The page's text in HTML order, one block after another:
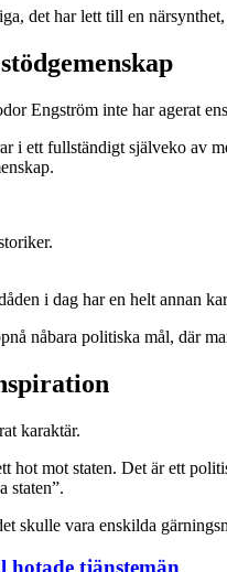
det har lett till en
Engström inte har agerat
i ett fullständigt själveko av
i dag har en helt annan
nåbara politiska mål, där
karaktär.
hot mot staten. Det är ett
staten”.
skulle vara enskilda
hotade tjänstemän